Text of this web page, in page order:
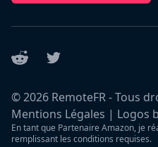
Reddit Twitter
©2026 RemoteFR - Tous
Mentions Légales | Logos
En tant que Partenaire Amazon, je
remplissant les conditions requises.